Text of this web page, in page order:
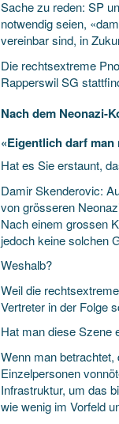
Sache zu reden: SP
notwendig seien,
vereinbar sind, in
Die rechtsextreme
Rapperswil SG
Nach dem Neonazi-
«Eigentlich darf
Hat es Sie erstaunt,
Damir Skenderovic:
von grösseren
Nach einem grossen
jedoch keine solchen
Weshalb?
Weil die
Vertreter in der Folge
Hat man diese Szene
Wenn man
Einzelpersonen
Infrastruktur, um das
wie wenig im Vorfeld